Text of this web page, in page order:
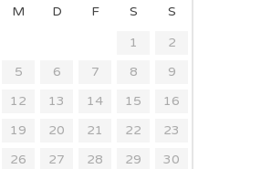
M D F S
S
1
2
5 6 7 8
9
12 13 14 15
16
19 20 21 22
23
26 27 28 29
30